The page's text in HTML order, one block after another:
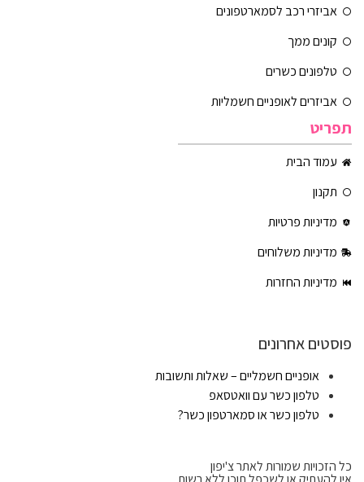
אביזרי רכב לסמארטפונים
קונים ממך
טלפונים כשרים
אביזרים לאופניים חשמליות
תפריט
עמוד הבית
תקנון
מדיניות פרטיות
מדיניות משלוחים
מדיניות החזרות
פוסטים אחרונים
אופניים חשמליים – שאלות ותשובות
טלפון כשר עם וואטסאפ
טלפון כשר או סמארטפון כשר?
כל הזכויות שמורות לאתר צ'יפון